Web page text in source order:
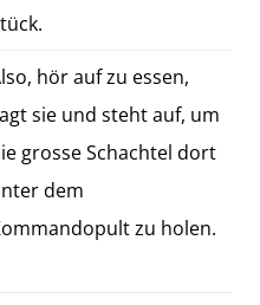
hör auf zu essen,
sie und steht auf, um
grosse Schachtel dort
dem
zu holen.